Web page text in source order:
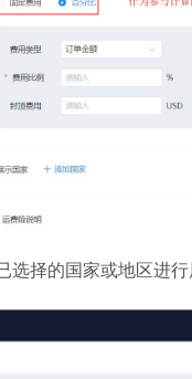
择的国家或地区进